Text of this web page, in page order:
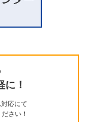
！
応にて
さい！